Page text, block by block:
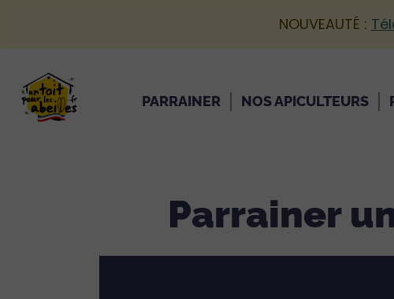
NOUVEAUTÉ :
PARRAINER NOS APICULTEURS
Parrainer